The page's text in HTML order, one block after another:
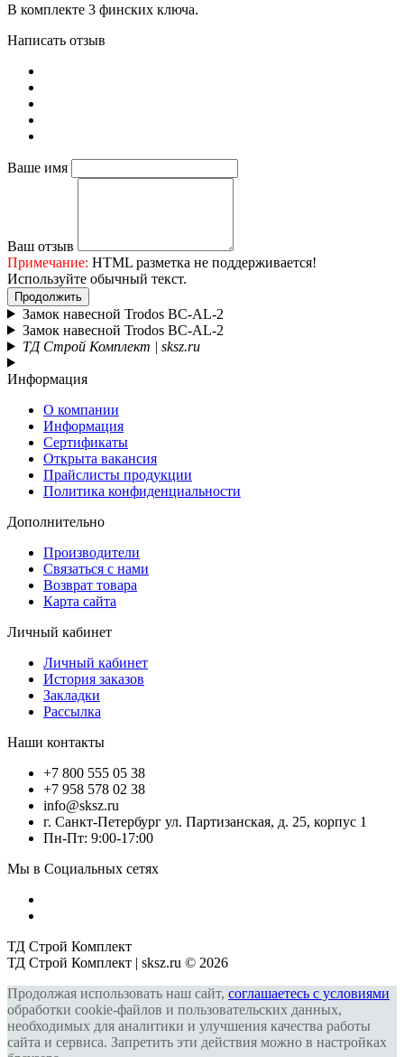
В комплекте 3 финских ключа.
Написать отзыв
Ваше имя
Ваш отзыв
Примечание: HTML разметка не поддерживается!
Используйте обычный текст.
Продолжить
Замок навесной Trodos BC-AL-2
Замок навесной Trodos BC-AL-2
ТД Строй Комплект | sksz.ru
Информация
О компании
Информация
Сертификаты
Открыта вакансия
Прайслисты продукции
Политика конфиденциальности
Дополнительно
Производители
Связаться с нами
Возврат товара
Карта сайта
Личный кабинет
Личный кабинет
История заказов
Закладки
Рассылка
Наши контакты
+7 800 555 05 38
+7 958 578 02 38
info@sksz.ru
г. Санкт-Петербург ул. Партизанская, д. 25, корпус 1
Пн-Пт: 9:00-17:00
Мы в Социальных сетях
ТД Строй Комплект
ТД Строй Комплект | sksz.ru © 2026
Продолжая использовать наш сайт, соглашаетесь с условиями
обработки cookie-файлов и пользовательских данных,
необходимых для аналитики и улучшения качества работы
сайта и сервиса. Запретить эти действия можно в настройках